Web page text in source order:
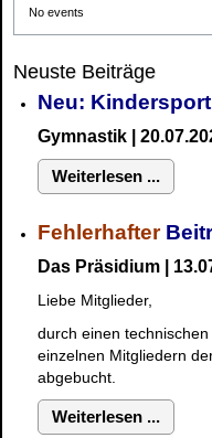
No events
Neuste Beiträge
Neu:
Gymnastik |
Weiterlesen ...
Fehlerhafter
Das Präsidium |
Liebe Mitglieder,
durch einen
einzelnen Mitgliedern
abgebucht.
Weiterlesen ...